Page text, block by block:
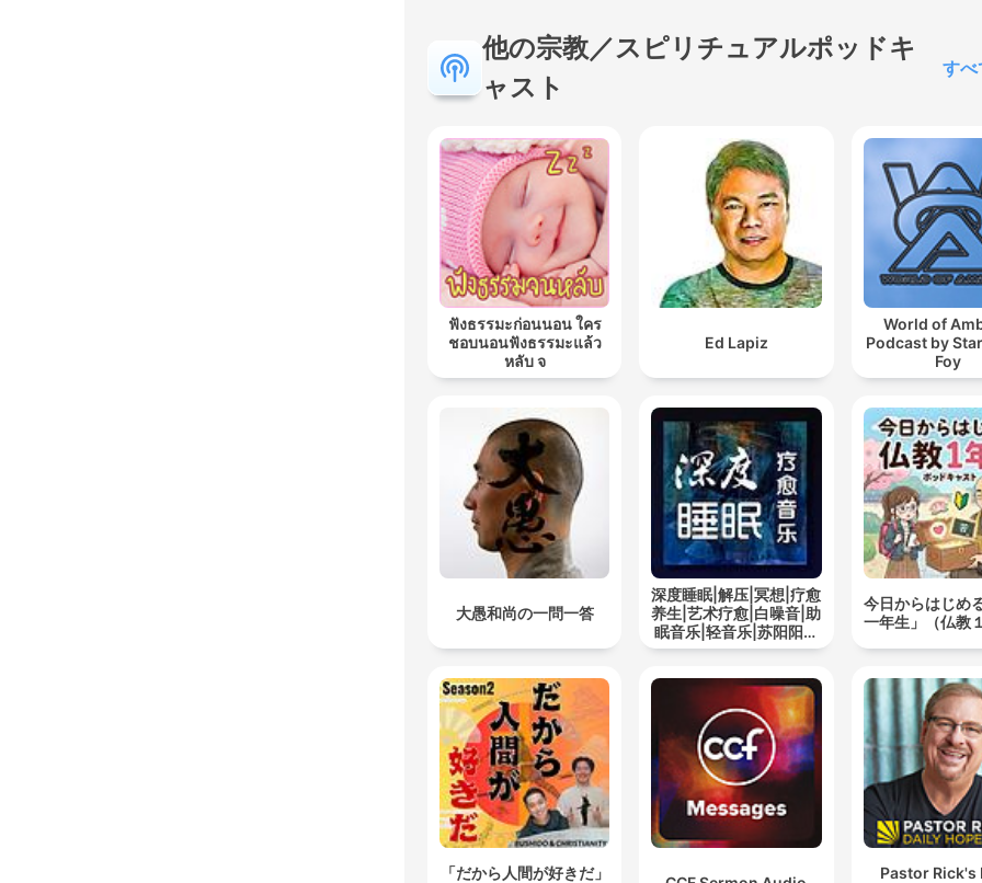
他の宗教／スピリチュアルポッドキ
ャスト
すべ
ฟังธรรมะก่อนนอน ใคร
ชอบนอนฟังธรรมะแล้ว
หลับ จ
Ed Lapiz
World of
Podcast by
Foy
大愚和尚の一問一答
深度睡眠|解压|冥想|疗愈
养生|艺术疗愈|白噪音|助
眠音乐|轻音乐|苏阳阳频
道
今日からはじめ
一年生」（仏教
「だから人間が好きだ」
Pastor Rick's